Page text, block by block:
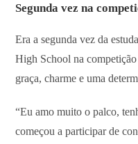
Segunda vez na
Era a segunda vez da
High School na
graça, charme e uma
“Eu amo muito o palco,
começou a participar de